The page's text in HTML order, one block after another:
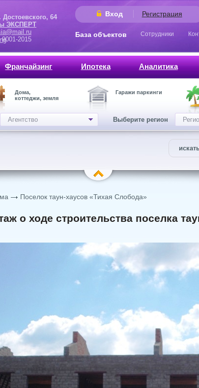
Вход Регистрация
64
ЭКСПЕРТ
2015
База объектов Сотрудники
Франчайзинг Ипотека Аналитика
Дома,
коттеджи, земля
Гаражи паркинги
Агентство Выберите регион
Поселок таун-хаусов «Тихая Слобода»
о ходе строительства поселка